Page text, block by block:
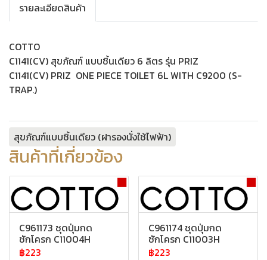
รายละเอียดสินค้า
COTTO
C1141(CV) สุขภัณฑ์ แบบชิ้นเดียว 6 ลิตร รุ่น PRIZ
C1141(CV) PRIZ ONE PIECE TOILET 6L WITH C9200 (S-
TRAP.)
สุขภัณฑ์แบบชิ้นเดียว (ฝารองนั่งใช้ไฟฟ้า)
สินค้าที่เกี่ยวข้อง
C961173 ชุดปุ่มกด
ชักโครก C11004H
฿223
C961174 ชุดปุ่มกด
ชักโครก C11003H
฿223